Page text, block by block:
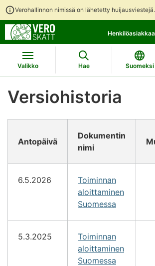
Verohallinnon nimissä on lähetetty huijausviestejä.
suoraan
sisältöön
koko
sivuston
hakuun
Valikko Hae Suomeksi
Versiohistoria
Antopäivä
Dokumentin
nimi
6.5.2026
Toiminnan
aloittaminen
Suomessa
5.3.2025
Toiminnan
aloittaminen
Suomessa